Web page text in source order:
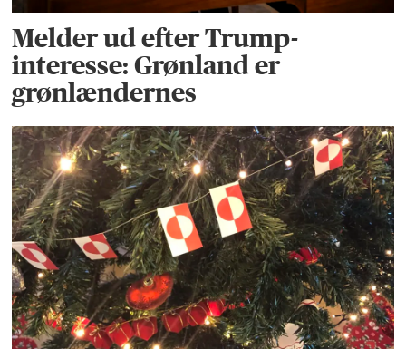
Melder ud efter Trump-
interesse: Grønland er
grønlændernes